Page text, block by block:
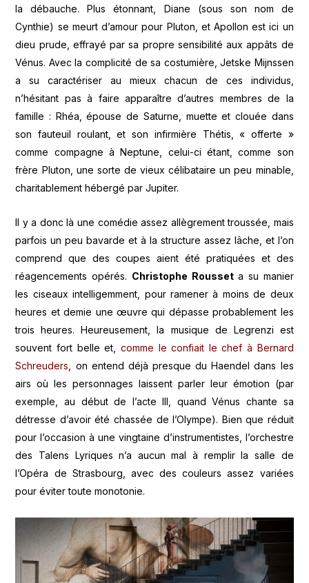
la débauche. Plus étonnant, Diane (sous son nom de
Cynthie) se meurt d’amour pour Pluton, et Apollon est ici un
dieu prude, effrayé par sa propre sensibilité aux appâts de
Vénus. Avec la complicité de sa costumière, Jetske Mijnssen
a su caractériser au mieux chacun de ces individus,
n’hésitant pas à faire apparaître d’autres membres de la
famille : Rhéa, épouse de Saturne, muette et clouée dans
son fauteuil roulant, et son infirmière Thétis, « offerte »
comme compagne à Neptune, celui-ci étant, comme son
frère Pluton, une sorte de vieux célibataire un peu minable,
charitablement hébergé par Jupiter.
Il y a donc là une comédie assez allègrement troussée, mais
parfois un peu bavarde et à la structure assez lâche, et l’on
comprend que des coupes aient été pratiquées et des
réagencements opérés. Christophe Rousseta su manier
les ciseaux intelligemment, pour ramener à moins de deux
heures et demie une œuvre qui dépasse probablement les
trois heures. Heureusement, la musique de Legrenzi est
souvent fort belle et, comme le confiait le chef à Bernard
Schreuders, on entend déjà presque du Haendel dans les
airs où les personnages laissent parler leur émotion (par
exemple, au début de l’acte III, quand Vénus chante sa
détresse d’avoir été chassée de l’Olympe). Bien que réduit
pour l’occasion à une vingtaine d’instrumentistes, l’orchestre
des Talens Lyriques n’a aucun mal à remplir la salle de
l’Opéra de Strasbourg, avec des couleurs assez variées
pour éviter toute monotonie.